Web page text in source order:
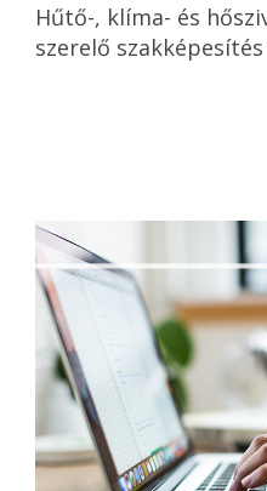
Hűtő-, klíma- és
szerelő